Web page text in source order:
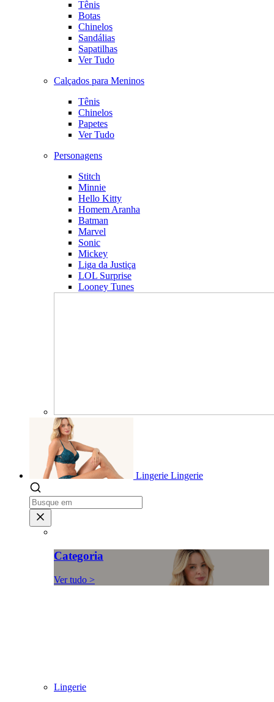
Tênis
Botas
Chinelos
Sandálias
Sapatilhas
Ver Tudo
Calçados para Meninos
Tênis
Chinelos
Papetes
Ver Tudo
Personagens
Stitch
Minnie
Hello Kitty
Homem Aranha
Batman
Marvel
Sonic
Mickey
Liga da Justiça
LOL Surprise
Looney Tunes
Lingerie Lingerie
Categoria
Ver tudo >
Lingerie